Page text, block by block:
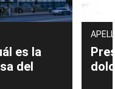
es la
del